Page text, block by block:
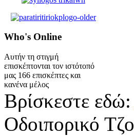
Who's Online
Αυτήν τη στιγμή
επισκέπτονται τον ιστότοπό
μας 166 επισκέπτες και
κανένα μέλος
Βρίσκεστε εδώ:
Οδοιπορικό